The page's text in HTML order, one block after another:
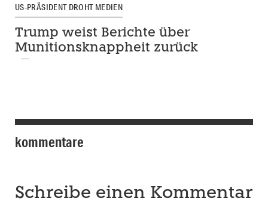
US-PRÄSIDENT DROHT MEDIEN
Trump weist Berichte über
Munitionsknappheit zurück
kommentare
Schreibe einen Kommentar